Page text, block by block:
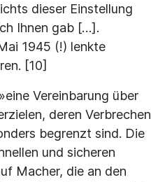
dieser Einstellung
Ihnen gab […].
1945 (!) lenkte
[10]
Vereinbarung über
deren Verbrechen
begrenzt sind. Die
und sicheren
Macher, die an den